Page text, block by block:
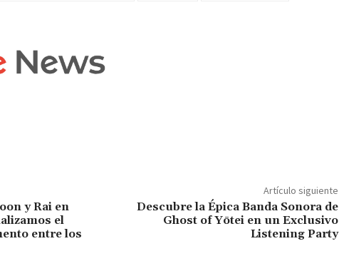
y Rai en
el
entre los
Artículo siguiente
Descubre la Épica Banda Sonora de
Ghost of Yōtei en un Exclusivo
Listening Party